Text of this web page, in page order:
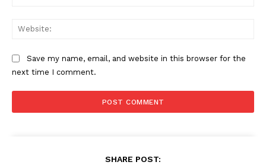
Save my name, email, and website in this browser for the
next time I comment.
SHARE POST: